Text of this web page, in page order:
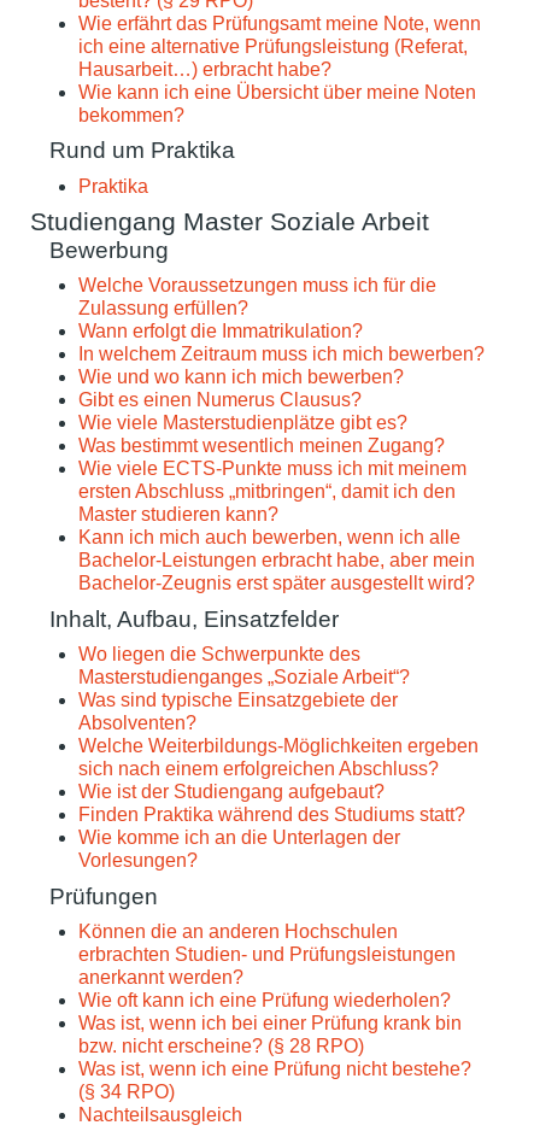
Wie erfährt das Prüfungsamt meine Note, wenn
ich eine alternative Prüfungsleistung (Referat,
Hausarbeit…) erbracht habe?
Wie kann ich eine Übersicht über meine Noten
bekommen?
Rund um Praktika
Praktika
Studiengang Master Soziale Arbeit
Bewerbung
Welche Voraussetzungen muss ich für die
Zulassung erfüllen?
Wann erfolgt die Immatrikulation?
In welchem Zeitraum muss ich mich bewerben?
Wie und wo kann ich mich bewerben?
Gibt es einen Numerus Clausus?
Wie viele Masterstudienplätze gibt es?
Was bestimmt wesentlich meinen Zugang?
Wie viele ECTS-Punkte muss ich mit meinem
ersten Abschluss „mitbringen“, damit ich den
Master studieren kann?
Kann ich mich auch bewerben, wenn ich alle
Bachelor-Leistungen erbracht habe, aber mein
Bachelor-Zeugnis erst später ausgestellt wird?
Inhalt, Aufbau, Einsatzfelder
Wo liegen die Schwerpunkte des
Masterstudienganges „Soziale Arbeit“?
Was sind typische Einsatzgebiete der
Absolventen?
Welche Weiterbildungs-Möglichkeiten ergeben
sich nach einem erfolgreichen Abschluss?
Wie ist der Studiengang aufgebaut?
Finden Praktika während des Studiums statt?
Wie komme ich an die Unterlagen der
Vorlesungen?
Prüfungen
Können die an anderen Hochschulen
erbrachten Studien- und Prüfungsleistungen
anerkannt werden?
Wie oft kann ich eine Prüfung wiederholen?
Was ist, wenn ich bei einer Prüfung krank bin
bzw. nicht erscheine? (§ 28 RPO)
Was ist, wenn ich eine Prüfung nicht bestehe?
(§ 34 RPO)
Nachteilsausgleich